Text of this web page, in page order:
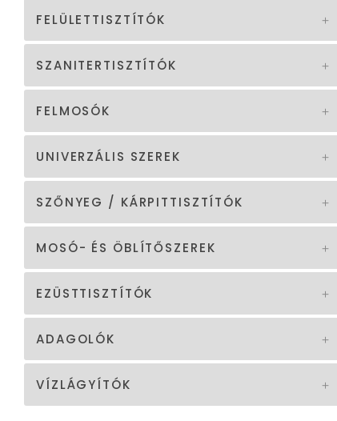
FELÜLETTISZTÍTÓK
SZANITERTISZTÍTÓK
FELMOSÓK
UNIVERZÁLIS SZEREK
SZŐNYEG / KÁRPITTISZTÍTÓK
MOSÓ- ÉS ÖBLÍTŐSZEREK
EZÜSTTISZTÍTÓK
ADAGOLÓK
VÍZLÁGYÍTÓK